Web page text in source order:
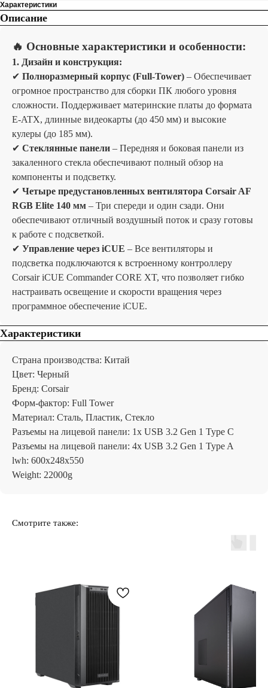
Характеристики
Описание
🔥 Основные характеристики и особенности:
1. Дизайн и конструкция:
✔ Полноразмерный корпус (Full-Tower) – Обеспечивает
огромное пространство для сборки ПК любого уровня
сложности. Поддерживает материнские платы до формата
E-ATX, длинные видеокарты (до 450 мм) и высокие
кулеры (до 185 мм).
✔ Стеклянные панели – Передняя и боковая панели из
закаленного стекла обеспечивают полный обзор на
компоненты и подсветку.
✔ Четыре предустановленных вентилятора Corsair AF
RGB Elite 140 мм – Три спереди и один сзади. Они
обеспечивают отличный воздушный поток и сразу готовы
к работе с подсветкой.
✔ Управление через iCUE – Все вентиляторы и
подсветка подключаются к встроенному контроллеру
Corsair iCUE Commander CORE XT, что позволяет гибко
настраивать освещение и скорости вращения через
программное обеспечение iCUE.
Характеристики
Страна производства: Китай
Цвет: Черный
Бренд: Corsair
Форм-фактор: Full Tower
Материал: Сталь, Пластик, Стекло
Разъемы на лицевой панели: 1x USB 3.2 Gen 1 Type C
Разъемы на лицевой панели: 4x USB 3.2 Gen 1 Type A
lwh: 600x248x550
Weight: 22000g
Смотрите также:
Отзывы